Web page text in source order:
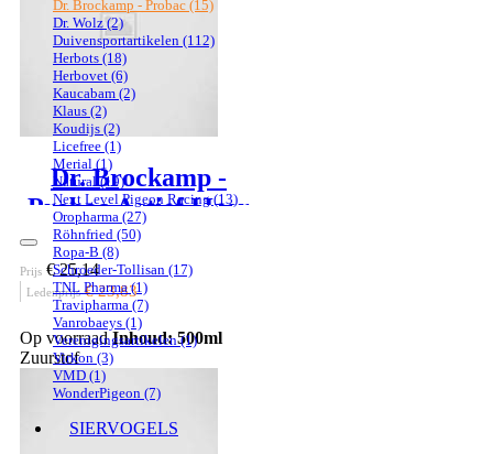
Dr. Brockamp - Probac (15)
Dr. Wolz(2)
Duivensportartikelen (112)
Herbots (18)
Herbovet (6)
Kaucabam (2)
Klaus (2)
Koudijs (2)
Licefree (1)
Merial (1)
Natural(19)
Next Level Pigeon Racing(13)
Oropharma (27)
Röhnfried (50)
Ropa-B (8)
Schroeder-Tollisan (17)
TNL Pharma(1)
Travipharma (7)
Vanrobaeys (1)
Verenigingsartikelen(1)
Virkon (3)
VMD (1)
WonderPigeon (7)
SIERVOGELS
Dr. Brockamp -
Probac Actief IJzer
Prijs € 25,14
Ledenprijs € 23,83
Op voorraadInhoud: 500ml
Zuurstof